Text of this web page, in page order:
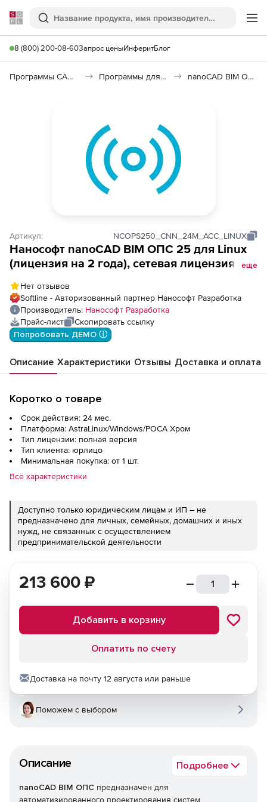
Softline
Поиск
8 (800) 200-08-60Запрос ценыИнферитБлог
Программы САПР и ГИС Программы для пожарной безопасности nanoCAD BIM ОПС 25
Артикул: NCOPS250_CNN_24M_ACC_LINUX
Нанософт nanoCAD BIM ОПС 25 для Linux
(лицензия на 2 года), сетевая лицензия
еще
Нет отзывов
Softline - Авторизованный партнер Нанософт Разработка
Производитель: Нанософт Разработка
Прайс-лист
Скопировать ссылку
Попробовать ДЕМО ⓘ
Описание Характеристики Отзывы Доставка и оплата
Коротко о товаре
Срок действия: 24 мес.
Платформа: AstraLinux/Windows/РОСА Хром
Тип лицензии: полная версия
Тип клиента: юрлицо
Минимальная покупка: от 1 шт.
Все характеристики
Доступно только юридическим лицам и ИП – не
предназначено для личных, семейных, домашних и иных
нужд, не связанных с осуществлением
предпринимательской деятельности
Описание Подробнее
nanoCAD BIM ОПС предназначен для
автоматизированного проектирования систем
213 600 ₽
Добавить в корзину
Оплатить по счету
Доставка на почту 12 августа или раньше
Поможем с выбором